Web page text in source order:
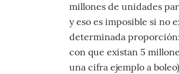
millones de unidades
y eso es imposible si no
determinada
con que existan 5
una cifra ejemplo a